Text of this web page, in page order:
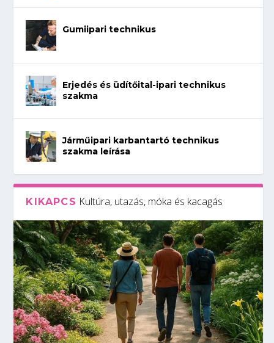
Gumiipari technikus
Erjedés és üdítőital-ipari technikus
szakma
Járműipari karbantartó technikus
szakma leírása
KIKAPCS Kultúra, utazás, móka és kacagás